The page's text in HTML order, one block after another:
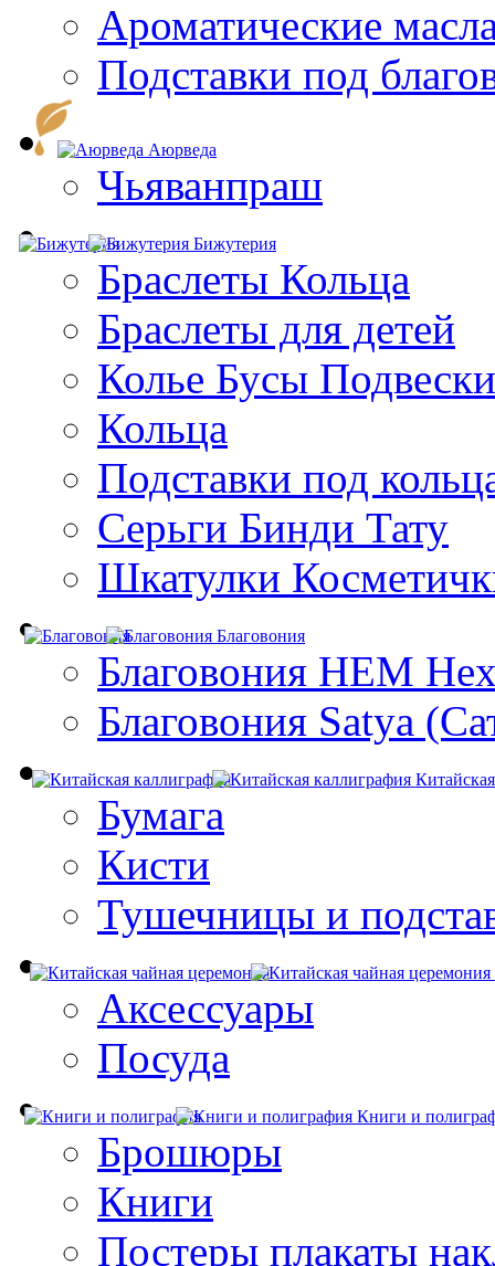
Ароматические
Подставки под
Аюрведа
Чьяванпраш
Бижутерия
Браслеты Кольца
Браслеты для детей
Колье Бусы Подвески
Кольца
Подставки под
Серьги Бинди Тату
Шкатулки
Благовония
Благовония HEM
Благовония Satya
Бумага
Кисти
Тушечницы и
Аксессуары
Посуда
Книги и
Брошюры
Книги
Постеры плакаты